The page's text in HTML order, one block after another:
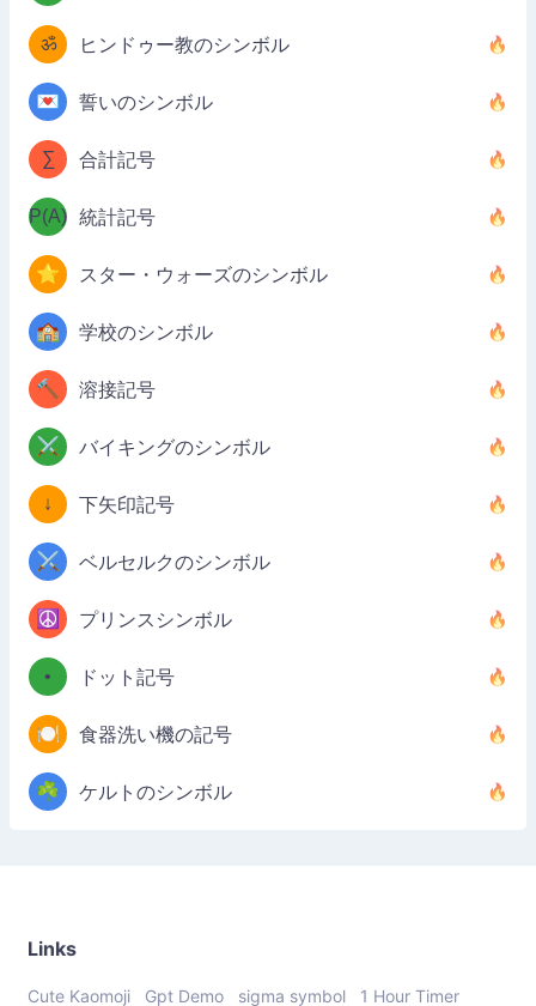
ॐ ヒンドゥー教のシンボル
💌 誓いのシンボル
∑ 合計記号
P(A) 統計記号
⭐ スター・ウォーズのシンボル
🏫 学校のシンボル
🔨 溶接記号
⚔️ バイキングのシンボル
↓ 下矢印記号
⚔️ ベルセルクのシンボル
☮️ プリンスシンボル
• ドット記号
🍽️ 食器洗い機の記号
☘️ ケルトのシンボル
Links
Cute Kaomoji Gpt Demo sigma symbol 1 Hour Timer